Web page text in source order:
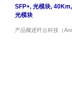
SFP+, 光模块, 40Km,
光模块
产品概述纤云科技（